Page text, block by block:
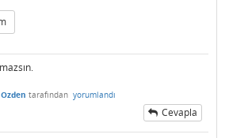
tarafından yorumlandı
Cevapla